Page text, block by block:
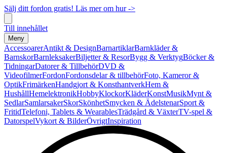
Sälj ditt fordon gratis! Läs mer om hur ->
Till innehållet
Meny
AccessoarerAntikt & DesignBarnartiklarBarnkläder &
BarnskorBarnleksakerBiljetter & ResorBygg & VerktygBöcker &
TidningarDatorer & TillbehörDVD &
VideofilmerFordonFordonsdelar & tillbehörFoto, Kameror &
OptikFrimärkenHandgjort & KonsthantverkHem &
HushållHemelektronikHobbyKlockorKläderKonstMusikMynt &
SedlarSamlarsakerSkorSkönhetSmycken & ÄdelstenarSport &
FritidTelefoni, Tablets & WearablesTrädgård & VäxterTV-spel &
DatorspelVykort & BilderÖvrigtInspiration